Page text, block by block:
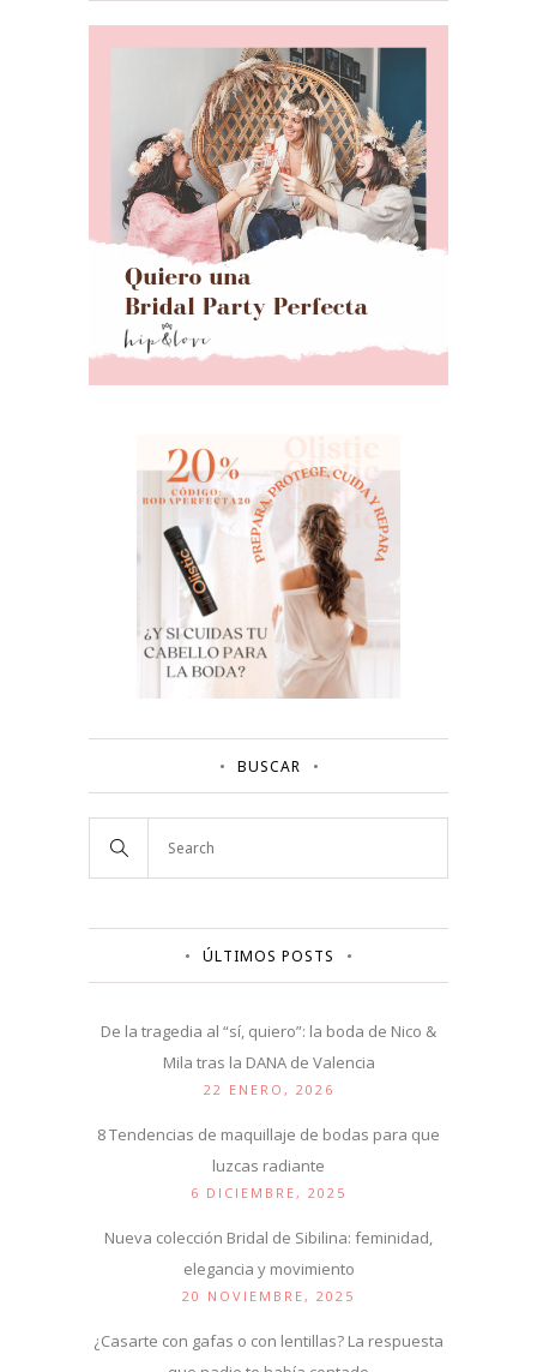
BUSCAR
ÚLTIMOS POSTS
De la tragedia al “sí, quiero”: la boda de Nico &
Mila tras la DANA de Valencia
22 ENERO, 2026
8 Tendencias de maquillaje de bodas para que
luzcas radiante
6 DICIEMBRE, 2025
Nueva colección Bridal de Sibilina: feminidad,
elegancia y movimiento
20 NOVIEMBRE, 2025
¿Casarte con gafas o con lentillas? La respuesta